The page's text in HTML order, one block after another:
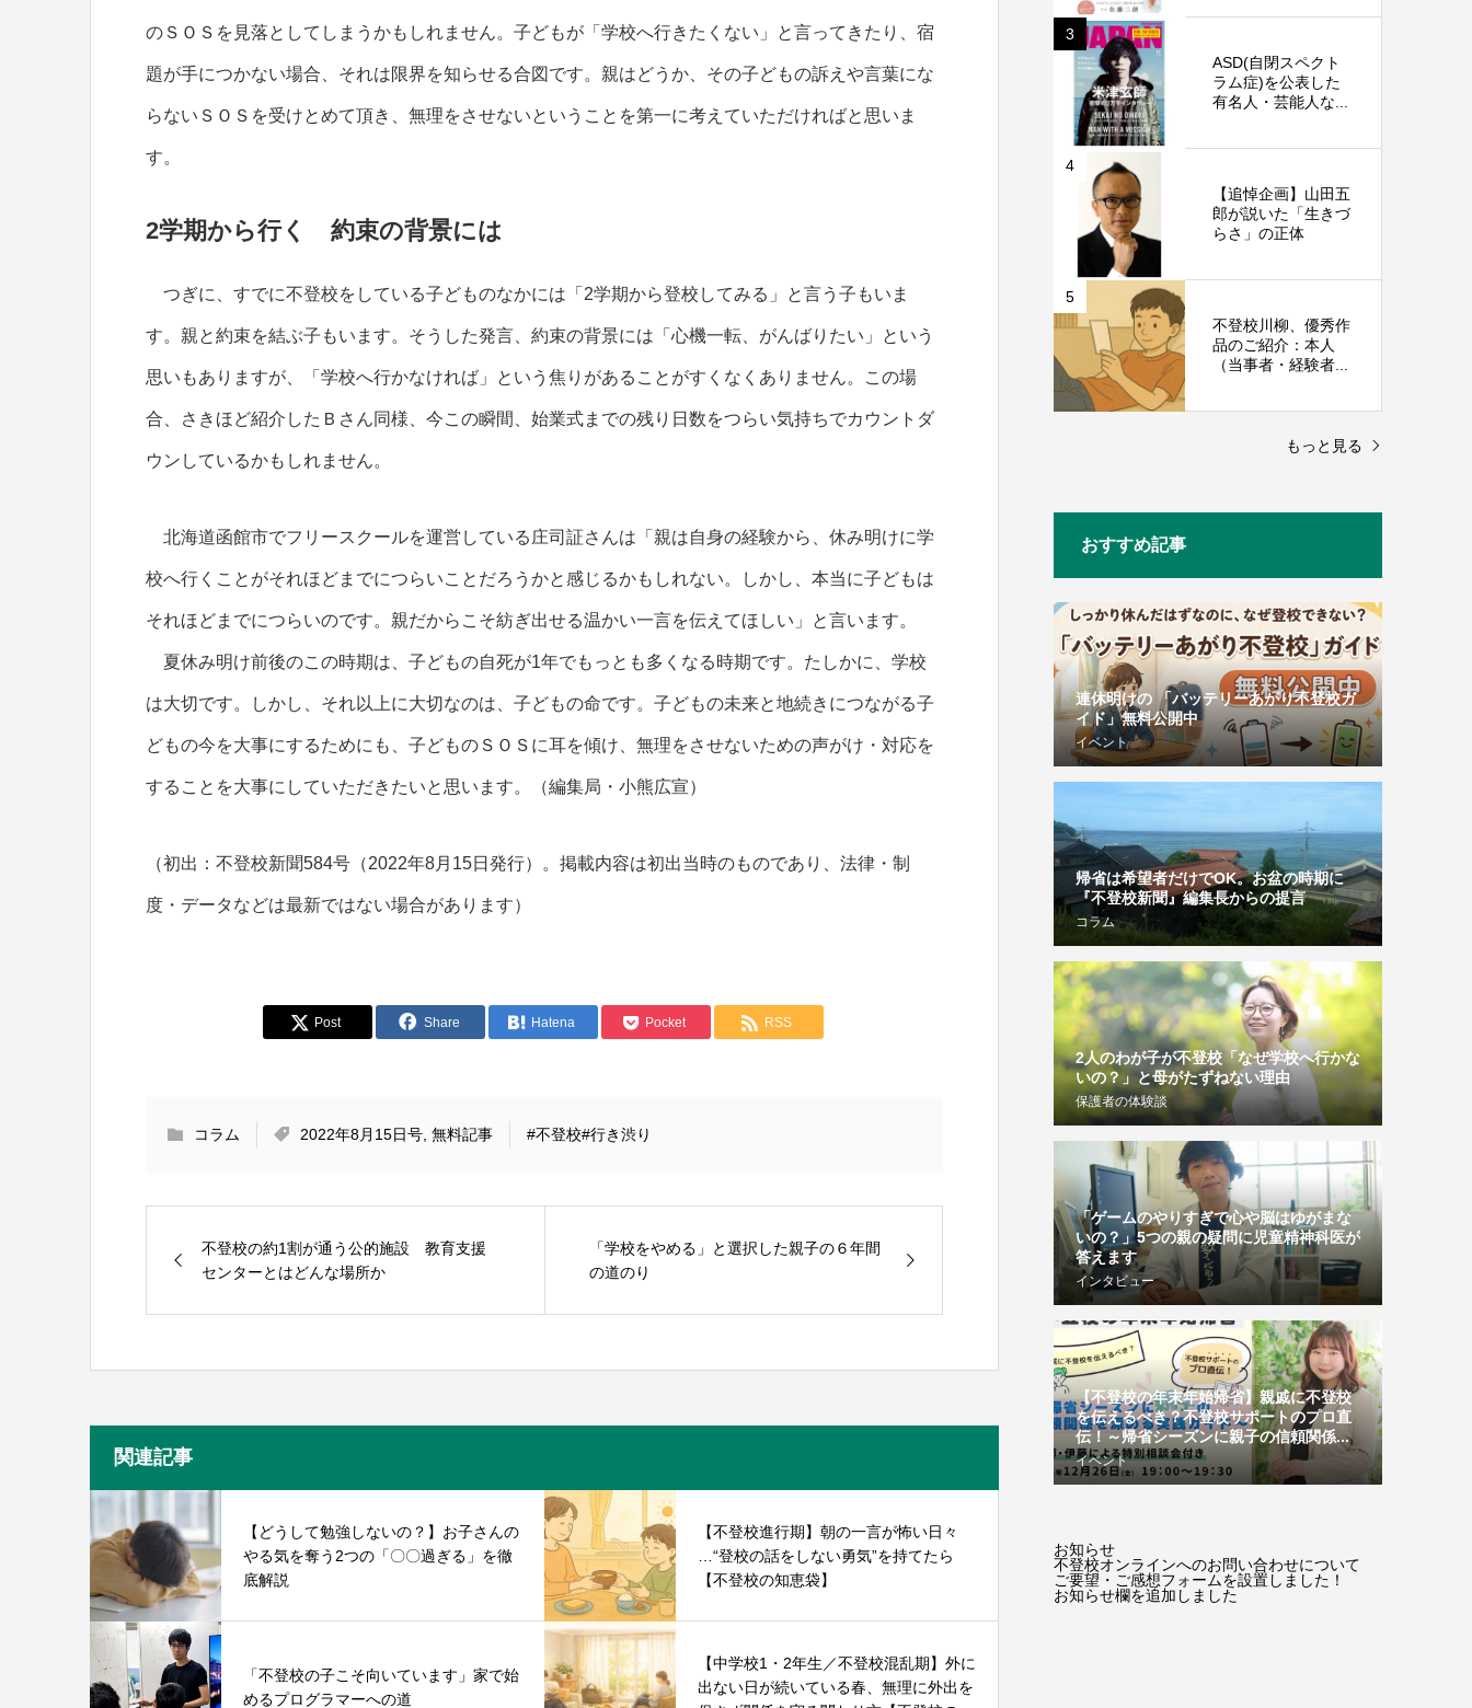
のＳＯＳを見落としてしまうかもしれません。子どもが「学校へ行きたくない」と言ってきたり、宿
題が手につかない場合、それは限界を知らせる合図です。親はどうか、その子どもの訴えや言葉にな
らないＳＯＳを受けとめて頂き、無理をさせないということを第一に考えていただければと思いま
す。
2学期から行く 約束の背景には
つぎに、すでに不登校をしている子どものなかには「2学期から登校してみる」と言う子もいま
す。親と約束を結ぶ子もいます。そうした発言、約束の背景には「心機一転、がんばりたい」という
思いもありますが、「学校へ行かなければ」という焦りがあることがすくなくありません。この場
合、さきほど紹介したＢさん同様、今この瞬間、始業式までの残り日数をつらい気持ちでカウントダ
ウンしているかもしれません。
北海道函館市でフリースクールを運営している庄司証さんは「親は自身の経験から、休み明けに学
校へ行くことがそれほどまでにつらいことだろうかと感じるかもしれない。しかし、本当に子どもは
それほどまでにつらいのです。親だからこそ紡ぎ出せる温かい一言を伝えてほしい」と言います。
夏休み明け前後のこの時期は、子どもの自死が1年でもっとも多くなる時期です。たしかに、学校
は大切です。しかし、それ以上に大切なのは、子どもの命です。子どもの未来と地続きにつながる子
どもの今を大事にするためにも、子どものＳＯＳに耳を傾け、無理をさせないための声がけ・対応を
することを大事にしていただきたいと思います。（編集局・小熊広宣）
（初出：不登校新聞584号（2022年8月15日発行）。掲載内容は初出当時のものであり、法律・制
度・データなどは最新ではない場合があります）
Post Share Hatena Pocket RSS
コラム 2022年8月15日号, 無料記事 #不登校#行き渋り
不登校の約1割が通う公的施設 教育支援
センターとはどんな場所か
「学校をやめる」と選択した親子の６年間
の道のり
関連記事
【どうして勉強しないの？】お子さんの
やる気を奪う2つの「〇〇過ぎる」を徹
底解説
【不登校進行期】朝の一言が怖い日々
…“登校の話をしない勇気”を持てたら
【不登校の知恵袋】
「不登校の子こそ向いています」家で始
めるプログラマーへの道
【中学校1・2年生／不登校混乱期】外に
出ない日が続いている春、無理に外出を
3
ASD(自閉スペクト
ラム症)を公表した
有名人・芸能人な...
4
【追悼企画】山田五
郎が説いた「生きづ
らさ」の正体
5
不登校川柳、優秀作
品のご紹介：本人
（当事者・経験者...
もっと見る
おすすめ記事
連休明けの 「バッテリーあがり不登校ガ
イド」無料公開中
イベント
帰省は希望者だけでOK。お盆の時期に
『不登校新聞』編集長からの提言
コラム
2人のわが子が不登校「なぜ学校へ行かな
いの？」と母がたずねない理由
保護者の体験談
「ゲームのやりすぎで心や脳はゆがまな
いの？」5つの親の疑問に児童精神科医が
答えます
インタビュー
【不登校の年末年始帰省】親戚に不登校
を伝えるべき？不登校サポートのプロ直
伝！～帰省シーズンに親子の信頼関係...
イベント
お知らせ
不登校オンラインへのお問い合わせについて
ご要望・ご感想フォームを設置しました！
お知らせ欄を追加しました